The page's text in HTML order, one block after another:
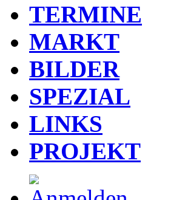
TERMINE
MARKT
BILDER
SPEZIAL
LINKS
PROJEKT